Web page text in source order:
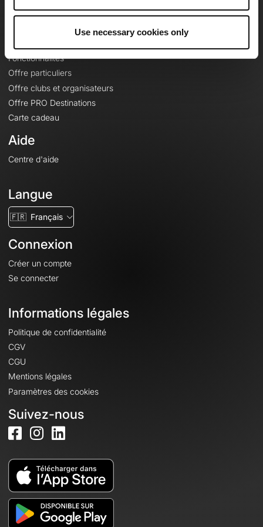
Use necessary cookies only
Fonctionnalités
Offre particuliers
Offre clubs et organisateurs
Offre PRO Destinations
Carte cadeau
Aide
Centre d'aide
Langue
🇫🇷 Français
Connexion
Créer un compte
Se connecter
Informations légales
Politique de confidentialité
CGV
CGU
Mentions légales
Paramètres des cookies
Suivez-nous